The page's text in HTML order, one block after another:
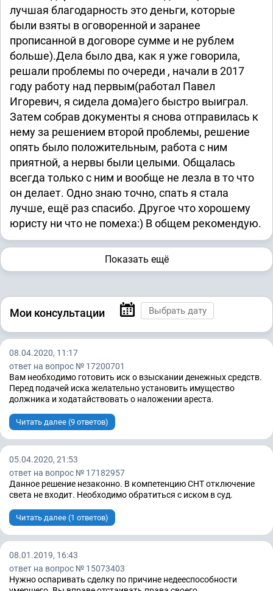
лучшая благодарность это деньги, которые
были взяты в оговоренной и заранее
прописанной в договоре сумме и не рублем
больше).Дела было два, как я уже говорила,
решали проблемы по очереди , начали в 2017
году работу над первым(работал Павел
Игоревич, я сидела дома)его быстро выиграл.
Затем собрав документы я снова отправилась к
нему за решением второй проблемы, решение
опять было положительным, работа с ним
приятной, а нервы были целыми. Общалась
всегда только с ним и вообще не лезла в то что
он делает. Одно знаю точно, спать я стала
лучше, ещё раз спасибо. Другое что хорошему
юристу ни что не помеха:) В общем рекомендую.
Показать ещё
Мои консультации
08.04.2020, 11:17
ответ на вопрос № 17200701
Вам необходимо готовить иск о взыскании денежных средств.
Перед подачей иска желательно установить имущество
должника и ходатайствовать о наложении ареста.
Читать далее (9 ответов)
05.04.2020, 21:53
ответ на вопрос № 17182957
Данное решение незаконно. В компетенцию СНТ отключение
света не входит. Необходимо обратиться с иском в суд.
Читать далее (1 ответов)
08.01.2019, 16:43
ответ на вопрос № 15073403
Нужно оспаривать сделку по причине недееспособности